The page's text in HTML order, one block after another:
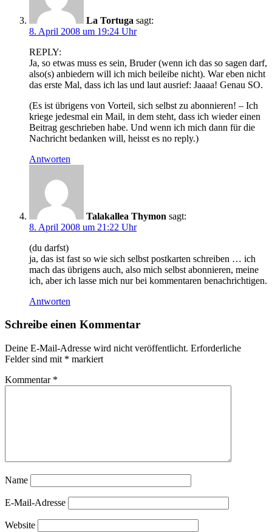
La Tortuga sagt:
8. April 2008 um 19:24 Uhr
REPLY:
Ja, so etwas muss es sein, Bruder (wenn ich das so sagen darf,
also(s) anbiedern will ich mich beileibe nicht). War eben nicht
das erste Mal, dass ich las und laut ausrief: Jaaaa! Genau SO.
(Es ist übrigens von Vorteil, sich selbst zu abonnieren! – Ich
kriege jedesmal ein Mail, in dem steht, dass ich wieder einen
Beitrag geschrieben habe. Und wenn ich mich dann für die
Nachricht bedanken will, heisst es no reply.)
Antworten
Talakallea Thymon sagt:
8. April 2008 um 21:22 Uhr
(du darfst)
ja, das ist fast so wie sich selbst postkarten schreiben … ich
mach das übrigens auch, also mich selbst abonnieren, meine
ich, aber ich lasse mich nur bei kommentaren benachrichtigen.
Antworten
Schreibe einen Kommentar
Deine E-Mail-Adresse wird nicht veröffentlicht. Erforderliche
Felder sind mit * markiert
Kommentar *
Name
E-Mail-Adresse
Website